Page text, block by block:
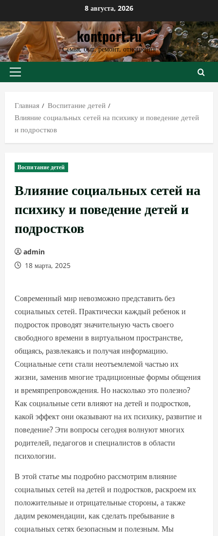
к
содержимому
8 августа, 2026
kontport.ru
Семья, быт, ремонт, отношения
Основное
Главная
Воспитание детей
Влияние социальных сетей на психику и поведение детей
и подростков
Воспитание детей
Влияние социальных сетей на
психику и поведение детей и
подростков
admin
18 марта, 2025
Современный мир невозможно представить без
социальных сетей. Практически каждый ребенок и
подросток проводят значительную часть своего
свободного времени в виртуальном пространстве,
общаясь, развлекаясь и получая информацию.
Социальные сети стали неотъемлемой частью их
жизни, заменив многие традиционные формы общения
и времяпрепровождения. Но насколько это полезно?
Как социальные сети влияют на детей и подростков,
какой эффект они оказывают на их психику, развитие и
поведение? Эти вопросы сегодня волнуют многих
родителей, педагогов и специалистов в области
психологии.
В этой статье мы подробно рассмотрим влияние
социальных сетей на детей и подростков, раскроем их
положительные и отрицательные стороны, а также
дадим рекомендации, как сделать пребывание в
социальных сетях безопасным и полезным. Мы